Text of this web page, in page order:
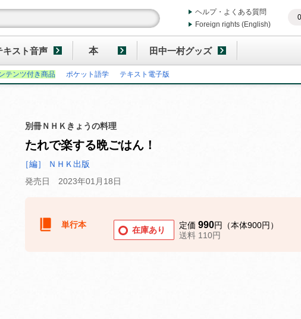
0
ヘルプ・よくある質問
Foreign rights (English)
キスト音声 本 田中一村グッズ
テンツ付き商品 ポケット語学 テキスト電子版
別冊ＮＨＫきょうの料理
たれで楽する晩ごはん！
［編］ ＮＨＫ出版
発売日 2023年01月18日
単行本
在庫あり 定価 990円（本体900円）
送料 110円